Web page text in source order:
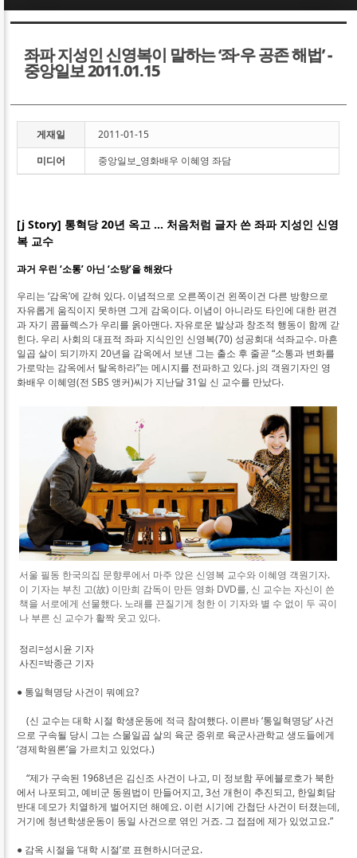
좌파 지성인 신영복이 말하는 ‘좌·우 공존 해법’ -
중앙일보 2011.01.15
게재일
2011-01-15
미디어
중앙일보_영화배우 이혜영 좌담
[j Story] 통혁당 20년 옥고 … 처음처럼 글자 쓴 좌파 지성인 신영
복 교수
과거 우린 ‘소통’ 아닌 ‘소탕’을 해왔다
우리는 ‘감옥’에 갇혀 있다. 이념적으로 오른쪽이건 왼쪽이건 다른 방향으로
자유롭게 움직이지 못하면 그게 감옥이다. 이념이 아니라도 타인에 대한 편견
과 자기 콤플렉스가 우리를 옭아맨다. 자유로운 발상과 창조적 행동이 함께 갇
힌다. 우리 사회의 대표적 좌파 지식인인 신영복(70) 성공회대 석좌교수. 마흔
일곱 살이 되기까지 20년을 감옥에서 보낸 그는 출소 후 줄곧 “소통과 변화를
가로막는 감옥에서 탈옥하라”는 메시지를 전파하고 있다. j의 객원기자인 영
화배우 이혜영(전 SBS 앵커)씨가 지난달 31일 신 교수를 만났다.
서울 필동 한국의집 문향루에서 마주 앉은 신영복 교수와 이혜영 객원기자.
이 기자는 부친 고(故) 이만희 감독이 만든 영화 DVD를, 신 교수는 자신이 쓴
책을 서로에게 선물했다. 노래를 끈질기게 청한 이 기자와 별 수 없이 두 곡이
나 부른 신 교수가 활짝 웃고 있다.
정리=성시윤 기자
사진=박종근 기자
● 통일혁명당 사건이 뭐예요?
(신 교수는 대학 시절 학생운동에 적극 참여했다. 이른바 ‘통일혁명당’ 사건
으로 구속될 당시 그는 스물일곱 살의 육군 중위로 육군사관학교 생도들에게
‘경제학원론’을 가르치고 있었다.)
“제가 구속된 1968년은 김신조 사건이 나고, 미 정보함 푸에블로호가 북한
에서 나포되고, 예비군 동원법이 만들어지고, 3선 개헌이 추진되고, 한일회담
반대 데모가 치열하게 벌어지던 해예요. 이런 시기에 간첩단 사건이 터졌는데,
거기에 청년학생운동이 동일 사건으로 엮인 거죠. 그 접점에 제가 있었고요.”
● 감옥 시절을 ‘대학 시절’로 표현하시더군요.
Sketchbook5, 스케치북5
Sketchbook5, 스케치북5
Sketchbook5, 스케치북5
Sketchbook5, 스케치북5